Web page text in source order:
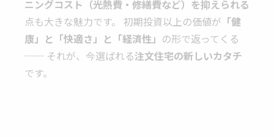
ニングコスト（光熱費・修繕費など）を抑えられる
点も大きな魅力です。 初期投資以上の価値が 「健
康」と「快適さ」と「経済性」 の形で返ってくる
── それが、今選ばれる注文住宅の新しいカタチ
です。